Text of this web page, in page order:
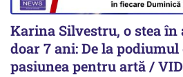
Karina Silvestru, o stea în
doar 7 ani: De la
pasiunea pentru artă /